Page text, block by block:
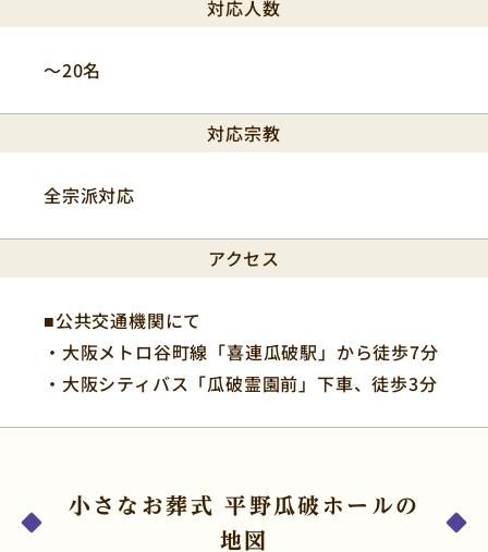
対応人数
〜20名
対応宗教
全宗派対応
アクセス
■公共交通機関にて
・大阪メトロ谷町線「喜連瓜破駅」から徒歩7分
・大阪シティバス「瓜破霊園前」下車、徒歩3分
小さなお葬式 平野瓜破ホールの
地図